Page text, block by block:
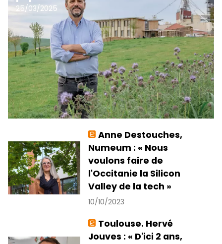
25/03/2025
Anne Destouches,
Numeum : « Nous
voulons faire de
l'Occitanie la Silicon
Valley de la tech »
10/10/2023
Toulouse. Hervé
Jouves : « D'ici 2 ans,